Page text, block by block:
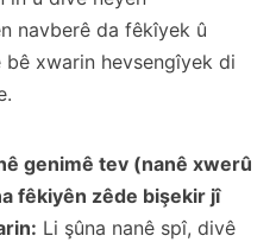
navberê da fêkîyek û
xwarin hevsengîyek di
genimê tev (nanê xwerû
fêkiyên zêde bişekir jî
Li şûna nanê spî, divê